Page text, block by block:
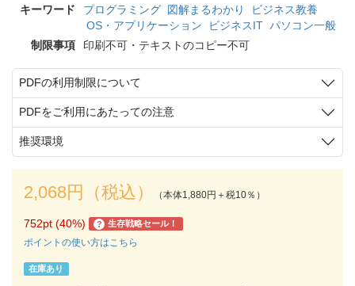
キーワード
プログラミング 図解まるわかり
ビジネス教養
OS・アプリケーション
ビジネスIT パソコン一般
制限事項
印刷不可・テキストのコピー不可
PDFの利用制限について
PDFをご利用にあたっての注意
推奨環境
2,068円（税込） （本体1,880円＋税10％）
752pt (40%) ? 生存戦略セール！
ポイントの使い方はこちら
在庫あり